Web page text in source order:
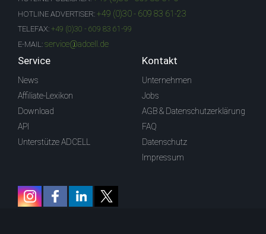
HOTLINE ADVERTISER: +49 (0)30 - 609 83 61-23
TELEFAX: +49 (0)30 - 609 83 61-99
E-MAIL: service@adcell.de
Service
News
Affiliate-Lexikon
Download
API
Unterstütze ADCELL
Kontakt
Unternehmen
Jobs
AGB & Datenschutzerklärung
FAQ
Datenschutz
Impressum